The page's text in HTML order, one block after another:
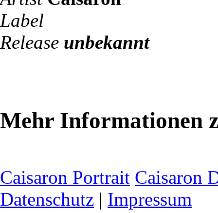
Label
Release unbekannt
Mehr Informationen
Caisaron Portrait Caisaron
Datenschutz | Impressum